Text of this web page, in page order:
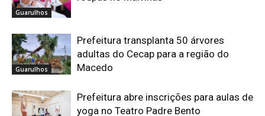
Guarulhos
Guarulhos
Prefeitura transplanta 50 árvores
adultas do Cecap para a região do
Macedo
Prefeitura abre inscrições para aulas de
yoga no Teatro Padre Bento